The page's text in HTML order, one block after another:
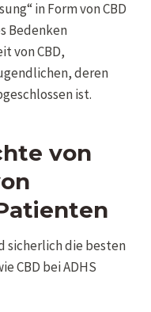
in Form von CBD
Bedenken
von CBD,
deren
ist.
von
sicherlich die besten
CBD bei ADHS